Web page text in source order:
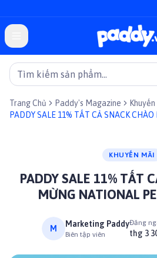
Trang Chủ Paddy's Magazine
PADDY SALE 11% TẤT CẢ SNACK CHÀO
KHUYẾN MÃI
PADDY SALE 11% TẤT
MỪNG NATIONAL
M Marketing Paddy
Biên tập viên
Đăng
thg 3